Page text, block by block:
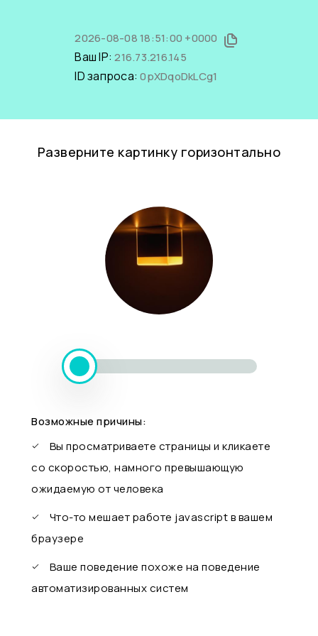
2026-08-08 18:51:00 +0000
Ваш IP:216.73.216.145
ID запроса:0pXDqoDkLCg1
Разверните картинку горизонтально
Возможные причины:
Вы просматриваете страницы и кликаете
со скоростью, намного превышающую
ожидаемую от человека
Что-то мешает работе javascript в вашем
браузере
Ваше поведение похоже на поведение
автоматизированных систем